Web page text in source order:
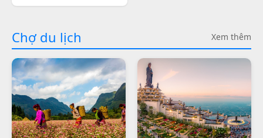
Chợ du lịch Xem thêm